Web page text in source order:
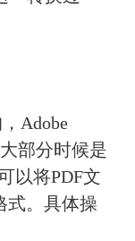
Adobe
部分时候是
以将PDF文
式。具体操